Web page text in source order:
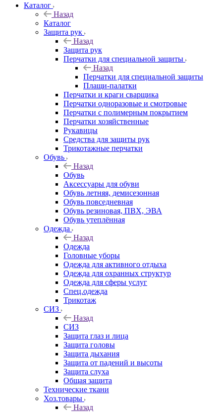
Каталог
Назад
Каталог
Защита рук
Назад
Защита рук
Перчатки для специальной защиты
Назад
Перчатки для специальной защиты
Плащи-палатки
Перчатки и краги сварщика
Перчатки одноразовые и смотровые
Перчатки с полимерным покрытием
Перчатки хозяйственные
Рукавицы
Средства для защиты рук
Трикотажные перчатки
Обувь
Назад
Обувь
Аксессуары для обуви
Обувь летняя, демисезонная
Обувь повседневная
Обувь резиновая, ПВХ, ЭВА
Обувь утеплённая
Одежда
Назад
Одежда
Головные уборы
Одежда для активного отдыха
Одежда для охранных структур
Одежда для сферы услуг
Спец.одежда
Трикотаж
СИЗ
Назад
СИЗ
Защита глаз и лица
Защита головы
Защита дыхания
Защита от падений и высоты
Защита слуха
Общая защита
Технические ткани
Хоз.товары
Назад